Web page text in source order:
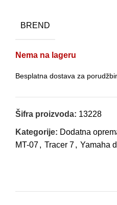
BREND
Nema na lageru
Besplatna dostava za
Šifra proizvoda: 13228
Kategorije: Dodatna
MT-07, Tracer 7, Yamaha